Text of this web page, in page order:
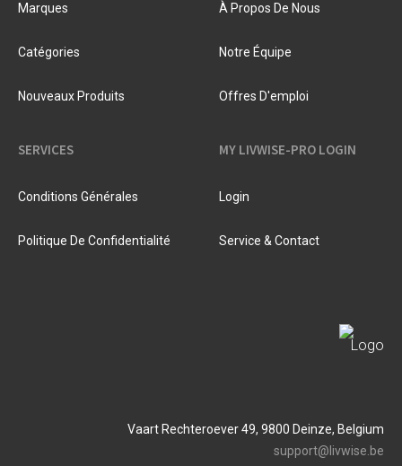
Marques
Catégories
Nouveaux Produits
À Propos De Nous
Notre Équipe
Offres D'emploi
SERVICES
Conditions Générales
Politique De Confidentialité
MY LIVWISE-PRO LOGIN
Login
Service & Contact
Vaart Rechteroever 49, 9800 Deinze, Belgium
support@livwise.be